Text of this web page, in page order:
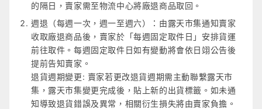
的隔日，賣家需至物流中心將廠退商品取回。
週退（每週一次，週一至週六）：由露天市集通知賣家
收取廠退商品後，賣家於「每週固定取件日」安排貨運
前往取件。每週固定取件日如有變動將會依日翊公告後
提前告知賣家。
退貨週期變更: 賣家若更改退貨週期需主動聯繫露天市
集，露天市集變更完成後，貼上新的出貨標籤。如未通
知導致退貨錯誤及異常，相關衍生損失將由賣家負擔。